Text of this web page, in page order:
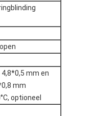
mm en
mm
optioneel